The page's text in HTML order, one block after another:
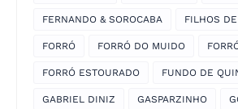
FERNANDO & SOROCABA FILHOS
FORRÓ FORRÓ DO MUIDO
FORRÓ ESTOURADO FUNDO DE
GABRIEL DINIZ GASPARZINHO